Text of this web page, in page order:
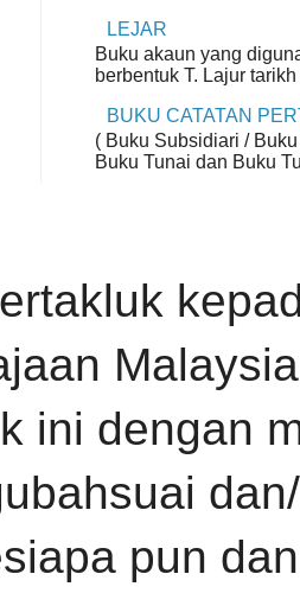
LEJAR
Buku akaun yang
berbentuk T. Lajur
BUKU CATATAN
( Buku Subsidiari /
Buku Tunai dan Buku
ini dengan
pun